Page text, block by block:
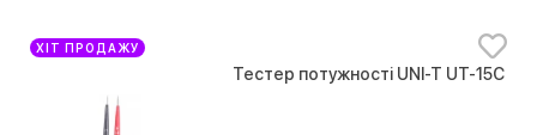
ХІТ ПРОДАЖУ
Тестер потужності UNI-T UT-15C